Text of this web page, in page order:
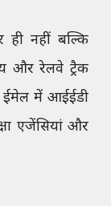
ही नहीं बल्कि
और रेलवे ट्रैक
ईमेल में आईईडी
एजेंसियां और